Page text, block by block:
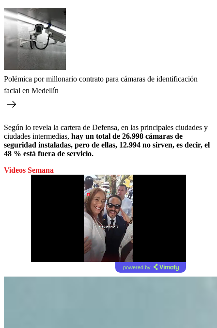
Polémica por millonario contrato para cámaras de identificación
facial en Medellín
Según lo revela la cartera de Defensa, en las principales ciudades y
ciudades intermedias, hay un total de 26.998 cámaras de
seguridad instaladas, pero de ellas, 12.994 no sirven, es decir, el
48 % está fuera de servicio.
Videos Semana
powered by